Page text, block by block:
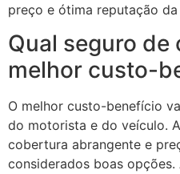
preço e ótima reputação
Qual seguro de
melhor custo-
O melhor custo-benefício
do motorista e do veículo.
cobertura abrangente e
considerados boas